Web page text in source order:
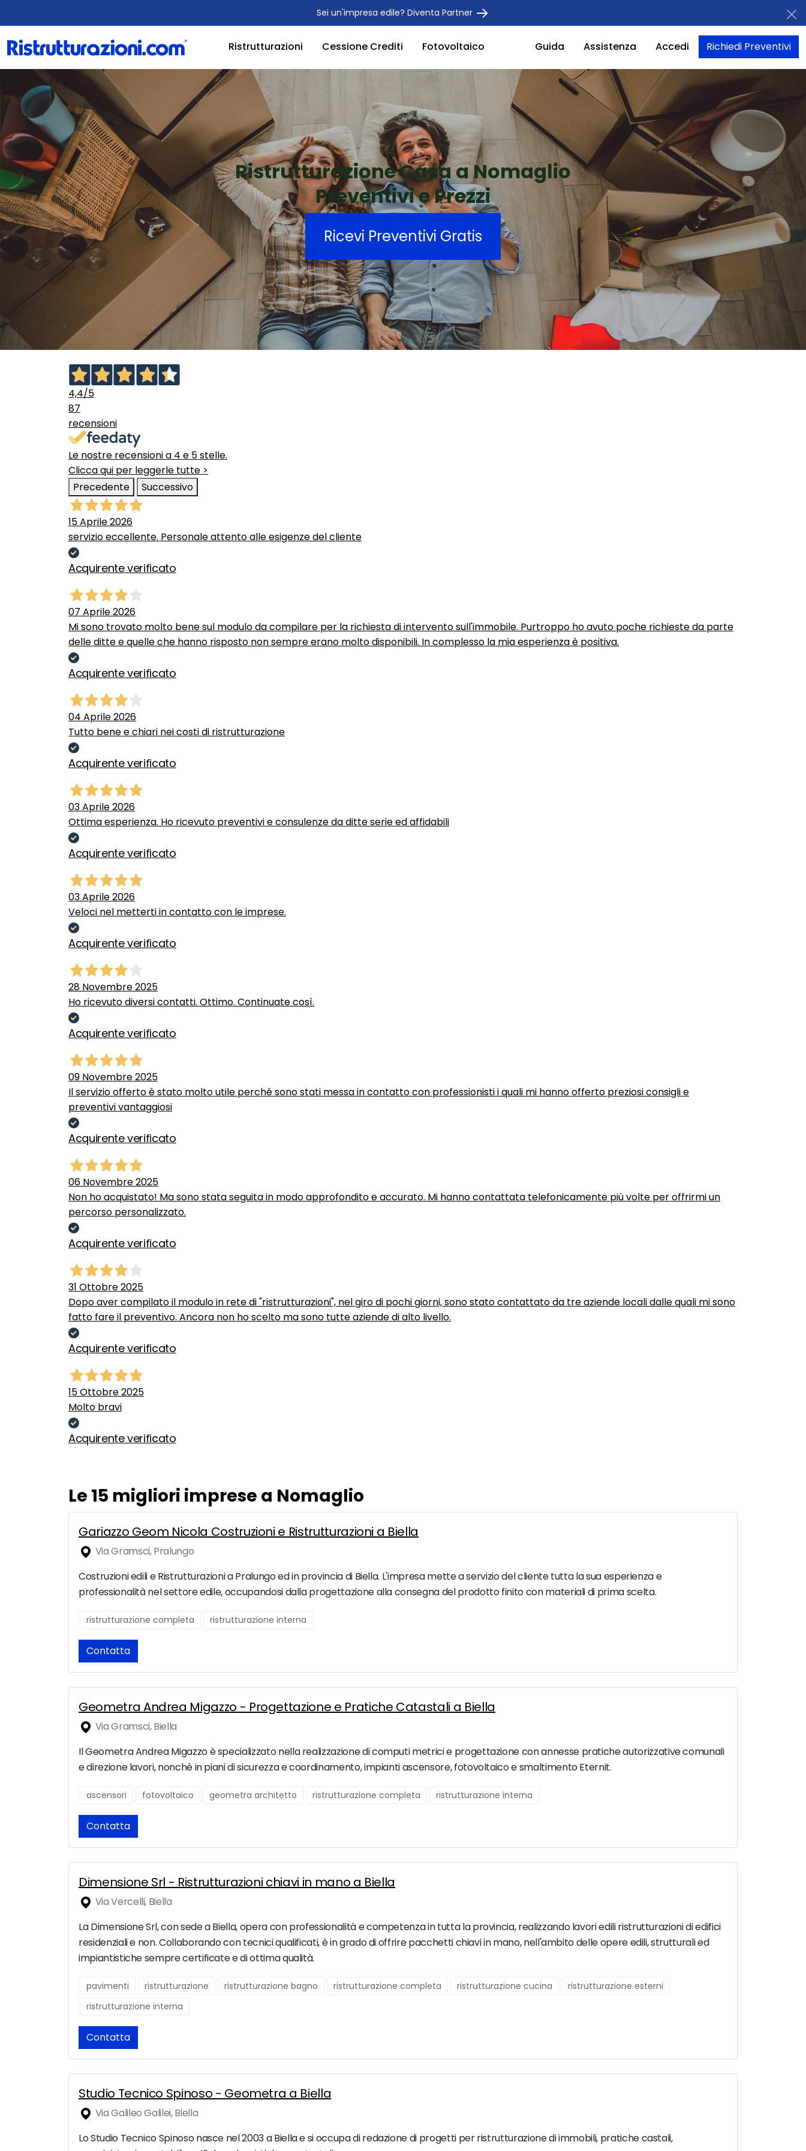
Sei un'impresa edile? Diventa Partner
Ristrutturazioni Cessione Crediti Fotovoltaico Guida Assistenza Accedi Richiedi Preventivi
Ristrutturazione Casa a Nomaglio
Preventivi e Prezzi
Ricevi Preventivi Gratis
4,4/5
87
recensioni
Le nostre recensioni a 4 e 5 stelle.
Clicca qui per leggerle tutte >
Precedente
Successivo
15 Aprile 2026
servizio eccellente. Personale attento alle esigenze del cliente
Acquirente verificato
07 Aprile 2026
Mi sono trovato molto bene sul modulo da compilare per la richiesta di intervento sull'immobile. Purtroppo ho avuto poche richieste da parte
delle ditte e quelle che hanno risposto non sempre erano molto disponibili. In complesso la mia esperienza è positiva.
Acquirente verificato
04 Aprile 2026
Tutto bene e chiari nei costi di ristrutturazione
Acquirente verificato
03 Aprile 2026
Ottima esperienza. Ho ricevuto preventivi e consulenze da ditte serie ed affidabili
Acquirente verificato
03 Aprile 2026
Veloci nel metterti in contatto con le imprese.
Acquirente verificato
28 Novembre 2025
Ho ricevuto diversi contatti. Ottimo. Continuate così.
Acquirente verificato
09 Novembre 2025
Il servizio offerto è stato molto utile perché sono stati messa in contatto con professionisti i quali mi hanno offerto preziosi consigli e
preventivi vantaggiosi
Acquirente verificato
06 Novembre 2025
Non ho acquistato! Ma sono stata seguita in modo approfondito e accurato. Mi hanno contattata telefonicamente più volte per offrirmi un
percorso personalizzato.
Acquirente verificato
31 Ottobre 2025
Dopo aver compilato il modulo in rete di "ristrutturazioni", nel giro di pochi giorni, sono stato contattato da tre aziende locali dalle quali mi sono
fatto fare il preventivo. Ancora non ho scelto ma sono tutte aziende di alto livello.
Acquirente verificato
15 Ottobre 2025
Molto bravi
Acquirente verificato
Le 15 migliori imprese a Nomaglio
Gariazzo Geom Nicola Costruzioni e Ristrutturazioni a Biella
Via Gramsci, Pralungo
Costruzioni edili e Ristrutturazioni a Pralungo ed in provincia di Biella. L'impresa mette a servizio del cliente tutta la sua esperienza e
professionalità nel settore edile, occupandosi dalla progettazione alla consegna del prodotto finito con materiali di prima scelta.
ristrutturazione completa ristrutturazione interna
Contatta
Geometra Andrea Migazzo - Progettazione e Pratiche Catastali a Biella
Via Gramsci, Biella
Il Geometra Andrea Migazzo è specializzato nella realizzazione di computi metrici e progettazione con annesse pratiche autorizzative comunali
e direzione lavori, nonchè in piani di sicurezza e coordinamento, impianti ascensore, fotovoltaico e smaltimento Eternit.
ascensori fotovoltaico geometra architetto ristrutturazione completa ristrutturazione interna
Contatta
Dimensione Srl - Ristrutturazioni chiavi in mano a Biella
Via Vercelli, Biella
La Dimensione Srl, con sede a Biella, opera con professionalità e competenza in tutta la provincia, realizzando lavori edili ristrutturazioni di edifici
residenziali e non. Collaborando con tecnici qualificati, è in grado di offrire pacchetti chiavi in mano, nell'ambito delle opere edili, strutturali ed
impiantistiche sempre certificate e di ottima qualità.
pavimenti ristrutturazione ristrutturazione bagno ristrutturazione completa ristrutturazione cucina
ristrutturazione esterni
ristrutturazione interna
Contatta
Studio Tecnico Spinoso - Geometra a Biella
Via Galileo Galilei, Biella
Lo Studio Tecnico Spinoso nasce nel 2003 a Biella e si occupa di redazione di progetti per ristrutturazione di immobili, pratiche castali,